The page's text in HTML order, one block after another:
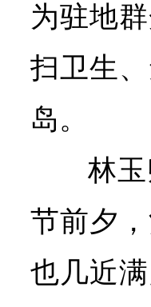
为驻地
扫卫生
岛。
林
节前夕
也几近